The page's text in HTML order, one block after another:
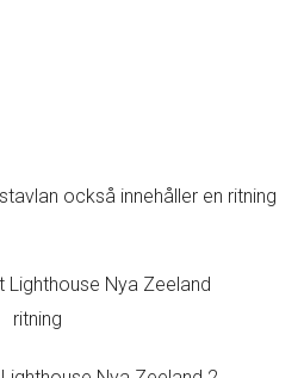
också innehåller en ritning